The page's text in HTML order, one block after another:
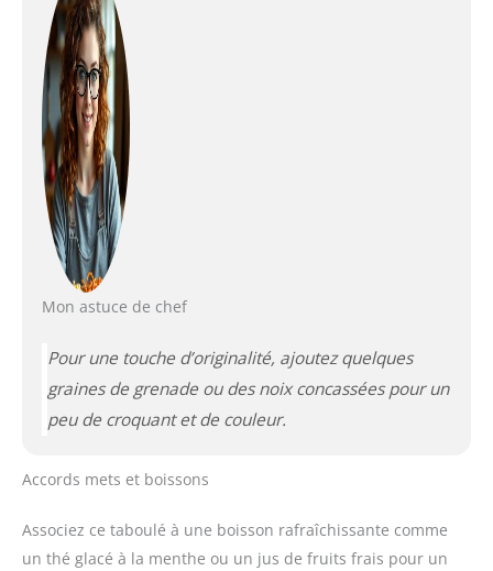
Mon astuce de chef
Pour une touche d’originalité, ajoutez quelques
graines de grenade ou des noix concassées pour un
peu de croquant et de couleur.
Accords mets et boissons
Associez ce taboulé à une boisson rafraîchissante comme
un thé glacé à la menthe ou un jus de fruits frais pour un